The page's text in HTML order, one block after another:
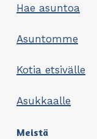
Hae asuntoa
Asuntomme
Kotia etsivälle
Asukkaalle
Meistä